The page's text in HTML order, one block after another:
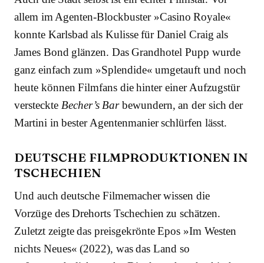
allem im Agenten-Blockbuster »Casino Royale«
konnte Karlsbad als Kulisse für Daniel Craig als
James Bond glänzen. Das Grandhotel Pupp wurde
ganz einfach zum »Splendide« umgetauft und noch
heute können Filmfans die hinter einer Aufzugstür
versteckte Becher’s Barbewundern, an der sich der
Martini in bester Agentenmanier schlürfen lässt.
DEUTSCHE FILMPRODUKTIONEN IN
TSCHECHIEN
Und auch deutsche Filmemacher wissen die
Vorzüge des Drehorts Tschechien zu schätzen.
Zuletzt zeigte das preisgekrönte Epos »Im Westen
nichts Neues« (2022), was das Land so